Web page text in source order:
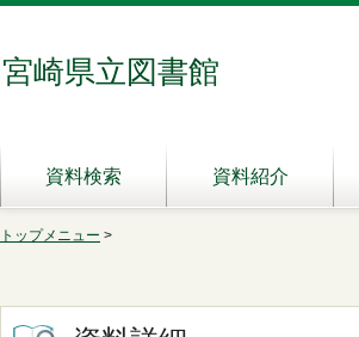
宮崎県立図書館
資料検索 資料紹介
トップメニュー >